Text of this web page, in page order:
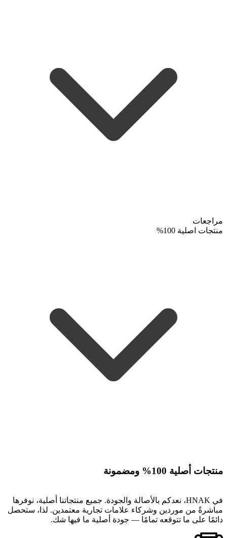
مراجعات
منتجات اصلية 100%
منتجات أصلية 100% ومضمونة
في HNAK، نعدكم بالأصالة والجودة. جميع منتجاتنا أصلية، نوفرها
مباشرةً من موردين وشركاء علامات تجارية معتمدين. لذا، ستحصل
دائمًا على ما تتوقعه تمامًا — جودة أصلية ما فيها شك.